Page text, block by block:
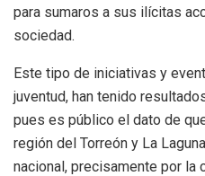
para sumaros a sus ilícitas
sociedad.
Este tipo de iniciativas y
juventud, han tenido
pues es público el dato de
región del Torreón y La
nacional, precisamente por la